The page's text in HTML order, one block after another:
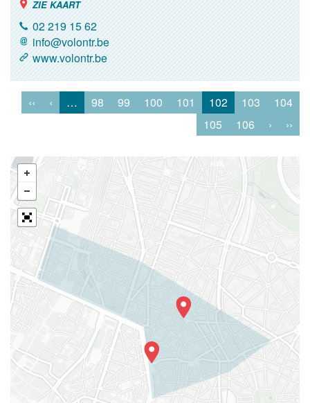
ZIE KAART
02 219 15 62
info@volontr.be
www.volontr.be
‹‹ ‹ … 98 99 100 101 102 103
104
105
106 › ››